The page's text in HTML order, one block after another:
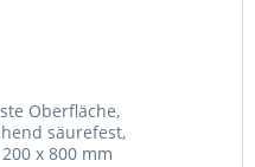
Oberfläche,
säurefest,
x 800 mm